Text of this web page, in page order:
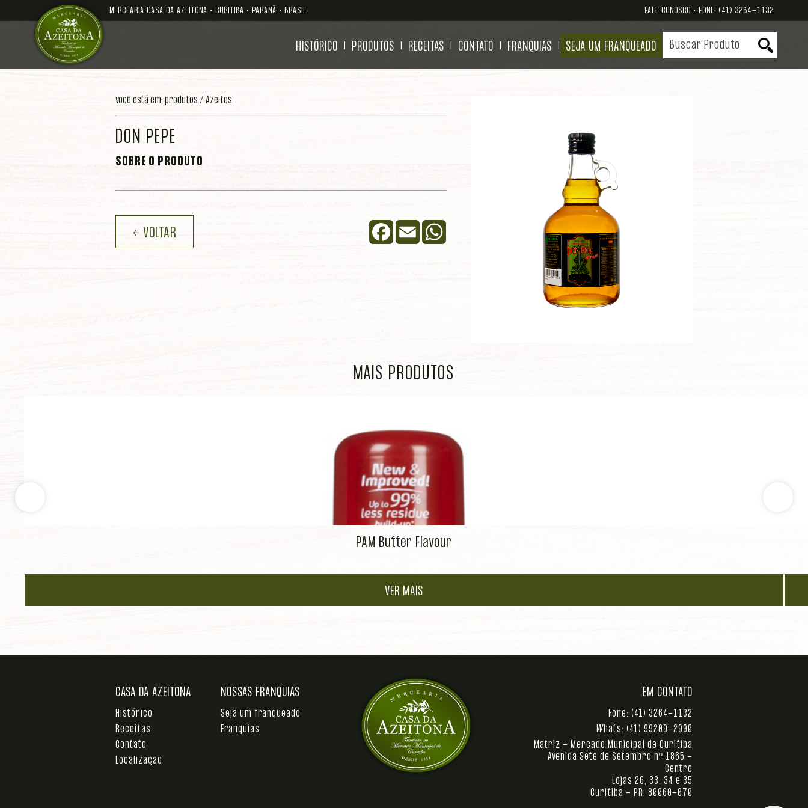
MERCEARIA CASA DA AZEITONA • CURITIBA • PARANÁ • BRASIL FALE CONOSCO • FONE: (41) 3264-1132
HISTÓRICO PRODUTOS RECEITAS CONTATO FRANQUIAS SEJA UM FRANQUEADO
você está em: produtos / Azeites
DON PEPE
SOBRE O PRODUTO
← VOLTAR
FacebookEmail
MAIS PRODUTOS
PAM Butter Flavour
VER MAIS
CASA DA AZEITONA
Histórico
Receitas
Contato
Localização
NOSSAS FRANQUIAS
Seja um franqueado
Franquias
EM CONTATO
Fone: (41) 3264-1132
Whats: (41) 99209-2990
Matriz - Mercado Municipal de Curitiba
Avenida Sete de Setembro nº 1865 -
Centro
Lojas 26, 33, 34 e 35
Curitiba - PR, 80060-070